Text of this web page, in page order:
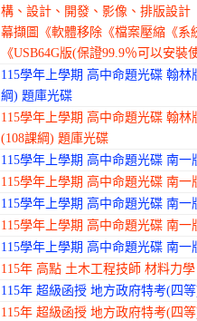
構、設計、開發、影像、排版設
幕擷圖《軟體移除《檔案壓縮《系
《USB64G版(保證99.9％可以安裝
115學年上學期 高中命題光碟 翰
綱) 題庫光碟
115學年上學期 高中命題光碟
(108課綱) 題庫光碟
115學年上學期 高中命題光碟 南
115學年上學期 高中命題光碟 南
115學年上學期 高中命題光碟 南
115學年上學期 高中命題光碟
115學年上學期 高中命題光碟 南
115年 高點 土木工程技師 材料力
115年 超級函授 地方政府特考(四
115年 超級函授 地方政府特考(四